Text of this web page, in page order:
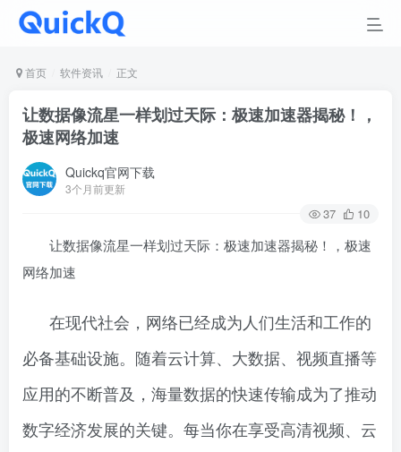
首页 软件资讯 正文
让数据像流星一样划过天际：极速加速器揭秘！，
极速网络加速
Quickq官网下载
3个月前更新
37 10
让数据像流星一样划过天际：极速加速器揭秘！，极速
网络加速
在现代社会，网络已经成为人们生活和工作的
必备基础设施。随着云计算、大数据、视频直播等
应用的不断普及，海量数据的快速传输成为了推动
数字经济发展的关键。每当你在享受高清视频、云